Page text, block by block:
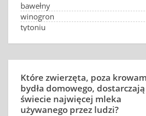
bawełny
winogron
tytoniu
Które zwierzęta, poza
bydła domowego,
świecie najwięcej mleka
używanego przez ludzi?